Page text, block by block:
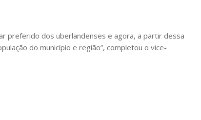
preferido dos uberlandenses e agora, a partir dessa
do município e região”, completou o vice-